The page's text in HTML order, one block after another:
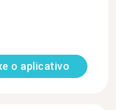
o aplicativo